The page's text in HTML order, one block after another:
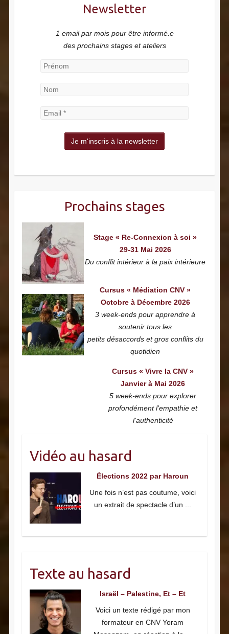
Newsletter
1 email par mois pour être informé.e
des prochains stages et ateliers
Prochains stages
Stage « Re-Connexion à soi »
29-31 Mai 2026
Du conflit intérieur à la paix intérieure
Cursus « Médiation CNV »
Octobre à Décembre 2026
3 week-ends pour apprendre à
soutenir tous les
petits désaccords et gros conflits du
quotidien
Cursus « Vivre la CNV »
Janvier à Mai 2026
5 week-ends pour explorer
profondément l'empathie et
l'authenticité
Vidéo au hasard
Élections 2022 par Haroun
Une fois n’est pas coutume, voici
un extrait de spectacle d’un ...
Texte au hasard
Israël – Palestine, Et – Et
Voici un texte rédigé par mon
formateur en CNV Yoram